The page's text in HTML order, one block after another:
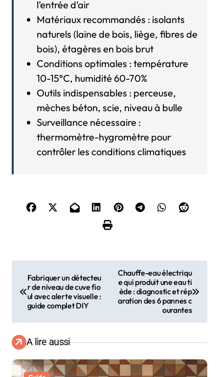
l’entrée d’air
Matériaux recommandés : isolants
naturels (laine de bois, liège, fibres de
bois), étagères en bois brut
Conditions optimales : température
10-15°C, humidité 60-70%
Outils indispensables : perceuse,
mèches béton, scie, niveau à bulle
Surveillance nécessaire :
thermomètre-hygromètre pour
contrôler les conditions climatiques
g
a
Fabriquer un détecteu
r de niveau de cuve fio
ul avec alerte visuelle :
guide complet DIY
Chauffe-eau électriqu
e qui produit une eau ti
ède : diagnostic et rép
aration des 6 pannes c
ourantes
A lire aussi